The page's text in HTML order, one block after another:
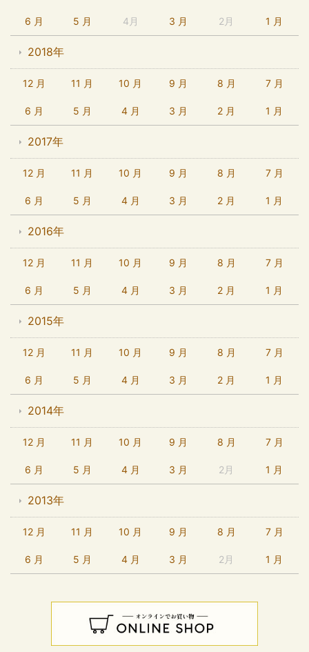
6 月 5 月 4月 3 月 2月 1 月
2018年
12 月 11 月 10 月 9 月 8 月 7 月
6 月 5 月 4 月 3 月 2 月 1 月
2017年
12 月 11 月 10 月 9 月 8 月 7 月
6 月 5 月 4 月 3 月 2 月 1 月
2016年
12 月 11 月 10 月 9 月 8 月 7 月
6 月 5 月 4 月 3 月 2 月 1 月
2015年
12 月 11 月 10 月 9 月 8 月 7 月
6 月 5 月 4 月 3 月 2 月 1 月
2014年
12 月 11 月 10 月 9 月 8 月 7 月
6 月 5 月 4 月 3 月 2月 1 月
2013年
12 月 11 月 10 月 9 月 8 月 7 月
6 月 5 月 4 月 3 月 2月 1 月